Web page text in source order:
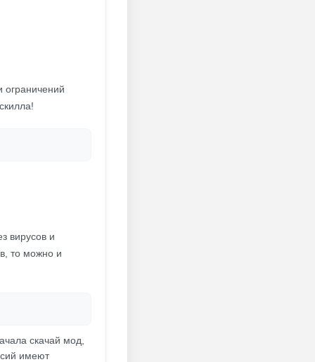
ограничений
вирусов и
то можно и
скачай мод,
имеют